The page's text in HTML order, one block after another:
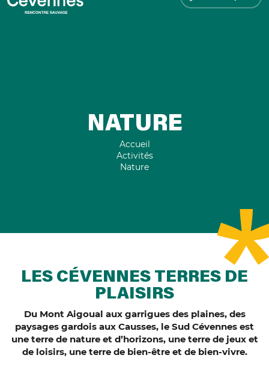
NATURE
Accueil
Activités
Nature
LES CÉVENNES TERRES DE
PLAISIRS
Du Mont Aigoual aux garrigues des plaines, des
paysages gardois aux Causses, le Sud Cévennes est
une terre de nature et d’horizons, une terre de jeux et
de loisirs, une terre de bien-être et de bien-vivre.